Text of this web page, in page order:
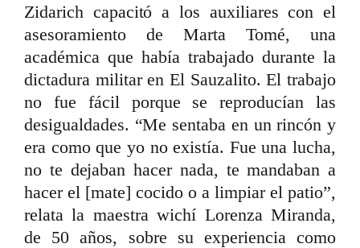
Zidarich capacitó a los auxiliares con el
asesoramiento de Marta Tomé, una
académica que había trabajado durante la
dictadura militar en El Sauzalito. El trabajo
no fue fácil porque se reproducían las
desigualdades. “Me sentaba en un rincón y
era como que yo no existía. Fue una lucha,
no te dejaban hacer nada, te mandaban a
hacer el [mate] cocido o a limpiar el patio”,
relata la maestra wichí Lorenza Miranda,
de 50 años, sobre su experiencia como